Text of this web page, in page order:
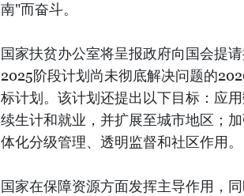
南"而奋斗。
国家扶贫办公室将呈报政府向国会提
2025阶段计划尚未彻底解决问题的
标计划。该计划还提出以下目标：应
续生计和就业，并扩展至城市地区；
体化分级管理、透明监督和社区作用。
国家在保障资源方面发挥主导作用，